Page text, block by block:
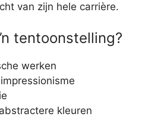
van zijn hele carrière.
tentoonstelling?
werken
kleuren